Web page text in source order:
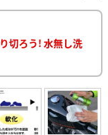
切ろう! 水無し洗